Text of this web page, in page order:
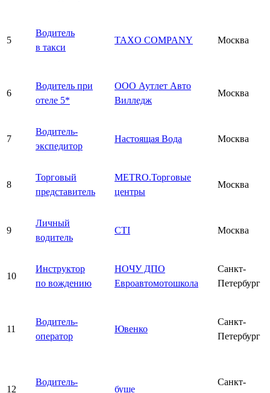
5
Водитель
в такси
TAXO COMPANY Москва
6
Водитель при
отеле 5*
ООО Аутлет Авто
Вилледж
Москва
7
Водитель-
экспедитор
Настоящая Вода Москва
8
Торговый
представитель
METRO.Торговые
центры
Москва
9
Личный
водитель
CTI Москва
10
Инструктор
по вождению
НОЧУ ДПО
Евроавтомотошкола
Санкт-
Петербург
11
Водитель-
оператор
Ювенко
Санкт-
Петербург
12
Водитель-
буше
Санкт-